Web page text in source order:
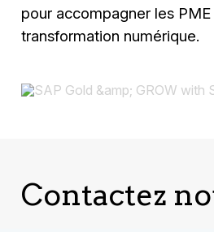
pour accompagner les
transformation numérique.
Contactez